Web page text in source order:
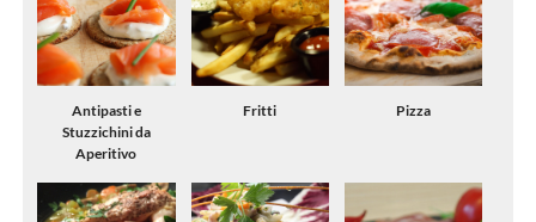
Antipasti e
Stuzzichini da
Aperitivo
Fritti Pizza